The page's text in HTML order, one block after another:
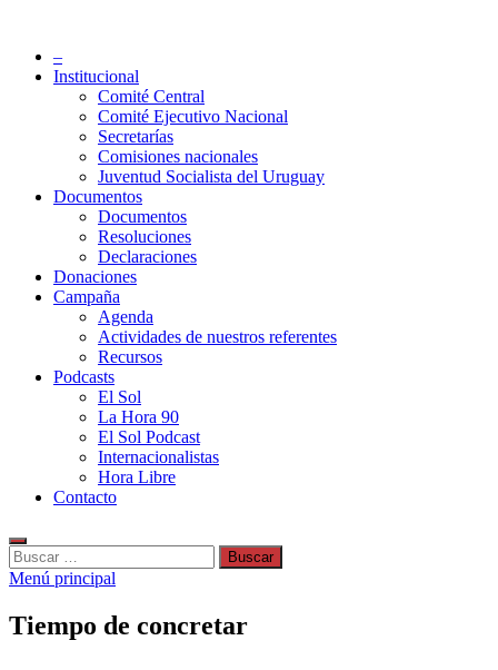
contenido
Partido Socialista de Uruguay
–
Institucional
Comité Central
Comité Ejecutivo Nacional
Secretarías
Comisiones nacionales
Juventud Socialista del Uruguay
Documentos
Documentos
Resoluciones
Declaraciones
Donaciones
Campaña
Agenda
Actividades de nuestros referentes
Recursos
Podcasts
El Sol
La Hora 90
El Sol Podcast
Internacionalistas
Hora Libre
Contacto
Buscar:
Menú principal
Tiempo de concretar